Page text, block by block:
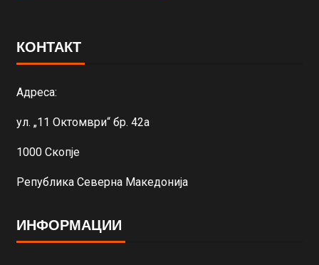
КОНТАКТ
Адреса:
ул. „11 Октомври“ бр. 42а
1000 Скопје
Република Северна Македонија
ИНФОРМАЦИИ